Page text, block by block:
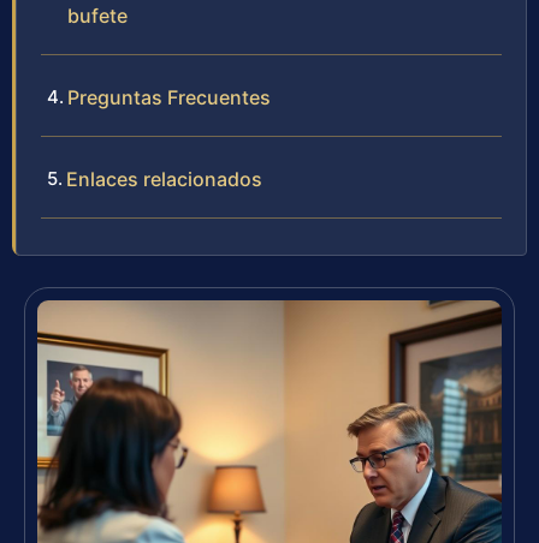
bufete
Preguntas Frecuentes
Enlaces relacionados